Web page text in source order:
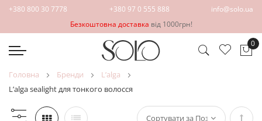
+380 800 30 7778 +380 97 0 555 888
info@solo.ua
Безкоштовна доставка від 1000грн!
0
головна бренди
l’alga
l’alga sealight для тонкого волосся